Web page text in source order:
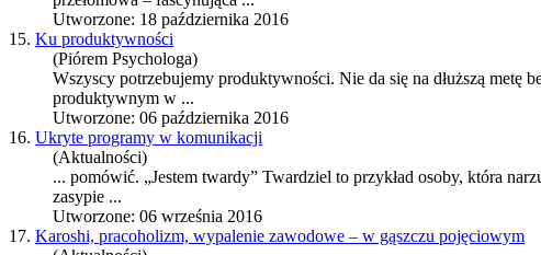
Utworzone: 18 października 2016
15. Ku produktywności
(Piórem Psychologa)
Wszyscy potrzebujemy produktywności. Nie da się na dłuższą
produktywnym w ...
Utworzone: 06 października 2016
16. Ukryte programy w komunikacji
(Aktualności)
... pomówić. „Jestem twardy” Twardziel to przykład osoby, która
zasypie ...
Utworzone: 06 września 2016
17. Karoshi, pracoholizm, wypalenie zawodowe – w gąszczu pojęciowym